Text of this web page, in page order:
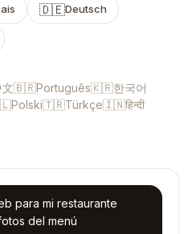
🇩🇪Deutsch
🇧🇷Português🇰🇷한국어
Polski🇹🇷Türkçe🇮🇳हिन्दी
para mi restaurante
del menú